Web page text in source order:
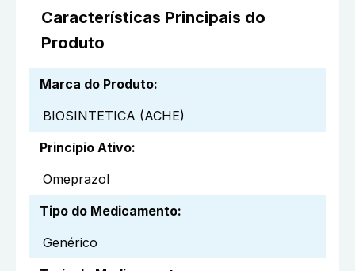
Características Principais do
Produto
Marca do Produto:
BIOSINTETICA (ACHE)
Princípio Ativo:
Omeprazol
Tipo do Medicamento:
Genérico